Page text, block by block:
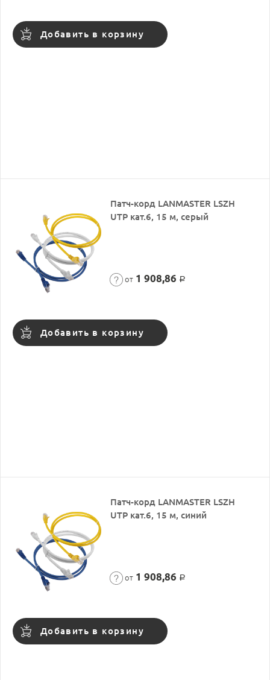
Добавить в корзину
Патч-корд LANMASTER LSZH
UTP кат.6, 15 м, серый
от 1 908,86 Р
Добавить в корзину
Патч-корд LANMASTER LSZH
UTP кат.6, 15 м, синий
от 1 908,86 Р
Добавить в корзину